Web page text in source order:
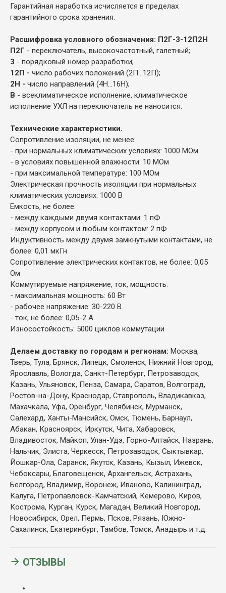
Гарантийная наработка исчисляется в пределах
гарантийного срока хранения.
Расшифровка условного обозначения: П2Г-3-12П2Н
П2Г - переключатель, высокочастотный, галетный;
3 - порядковый номер разработки;
12П - число рабочих положений (2П...12П);
2Н - число направлений (4Н...16Н);
В - всеклиматическое исполнение, климатическое
исполнение УХЛ на переключатель не наносится.
Технические характеристики.
Сопротивление изоляции, не менее:
- при нормальных климатических условиях: 1000 МОм
- в условиях повышенной влажности: 10 МОм
- при максимальной температуре: 100 МОм
Электрическая прочность изоляции при нормальных
климатических условиях: 1000 В
Емкость, не более:
- между каждыми двумя контактами: 1 пФ
- между корпусом и любым контактом: 2 пФ
Индуктивность между двумя замкнутыми контактами, не
более: 0,01 мкГн
Сопротивление электрических контактов, не более: 0,05
Ом
Коммутируемые напряжение, ток, мощность:
- максимальная мощность: 60 Вт
- рабочее напряжение: 30-220 В
- ток, не более: 0,05-2 А
Износостойкость: 5000 циклов коммутации
Делаем доставку по городам и регионам: Москва,
Тверь, Тула, Брянск, Липецк, Смоленск, Нижний Новгород,
Ярославль, Вологда, Санкт-Петербург, Петрозаводск,
Казань, Ульяновск, Пенза, Самара, Саратов, Волгоград,
Ростов-на-Дону, Краснодар, Ставрополь, Владикавказ,
Махачкала, Уфа, Оренбург, Челябинск, Мурманск,
Салехард, Ханты-Мансийск, Омск, Тюмень, Барнаул,
Абакан, Красноярск, Иркутск, Чита, Хабаровск,
Владивосток, Майкоп, Улан-Удэ, Горно-Алтайск, Назрань,
Нальчик, Элиста, Черкесск, Петрозаводск, Сыктывкар,
Йошкар-Ола, Саранск, Якутск, Казань, Кызыл, Ижевск,
Чебоксары, Благовещенск, Архангельск, Астрахань,
Белгород, Владимир, Воронеж, Иваново, Калининград,
Калуга, Петропавловск-Камчатский, Кемерово, Киров,
Кострома, Курган, Курск, Магадан, Великий Новгород,
Новосибирск, Орел, Пермь, Псков, Рязань, Южно-
Сахалинск, Екатеринбург, Тамбов, Томск, Анадырь и т.д.
ОТЗЫВЫ